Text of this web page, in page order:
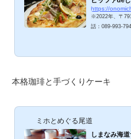
https://
※2022年、〒
話：089-993-
入れ、尾道・向
レー、パスタ
本格珈琲と手づくりケーキ
ミホとめぐる尾道
しまなみ海